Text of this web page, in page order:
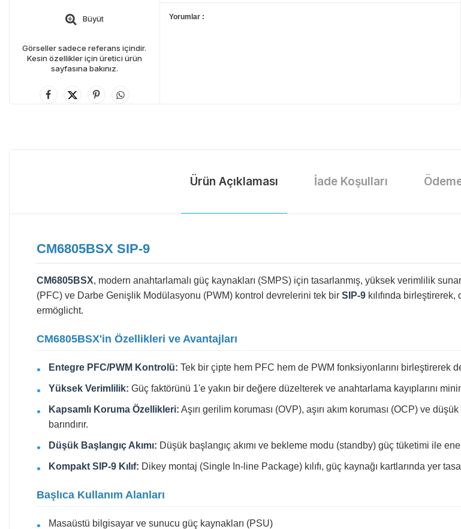
Büyüt
Görseller sadece referans içindir.
Kesin özellikler için üretici ürün
sayfasına bakınız.
Yorumlar
Ürün Açıklaması İade Koşulları
CM6805BSX SIP-9
CM6805BSX, modern anahtarlamalı güç kaynakları (SMPS) için tasarlanmış, yüksek verimlilik
(PFC) ve Darbe Genişlik Modülasyonu (PWM) kontrol devrelerini tek bir SIP-9 kılıfında
ermöglicht.
CM6805BSX'in Özellikleri ve Avantajları
Entegre PFC/PWM Kontrolü: Tek bir çipte hem PFC hem de PWM fonksiyonlarını birleştirerek
Yüksek Verimlilik: Güç faktörünü 1'e yakın bir değere düzelterek ve anahtarlama kayıplarını
Kapsamlı Koruma Özellikleri: Aşırı gerilim koruması (OVP), aşırı akım koruması (OCP) ve
barındırır.
Düşük Başlangıç Akımı: Düşük başlangıç akımı ve bekleme modu (standby) güç tüketimi ile
Kompakt SIP-9 Kılıf: Dikey montaj (Single In-line Package) kılıfı, güç kaynağı kartlarında yer
Başlıca Kullanım Alanları
Masaüstü bilgisayar ve sunucu güç kaynakları (PSU)